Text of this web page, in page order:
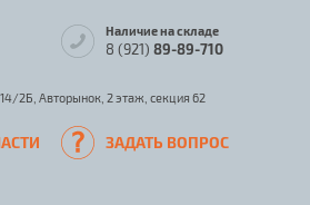
Наличие на складе
8 (921) 89-89-710
2Б, Авторынок, 2 этаж, секция 62
ЗАДАТЬ ВОПРОС